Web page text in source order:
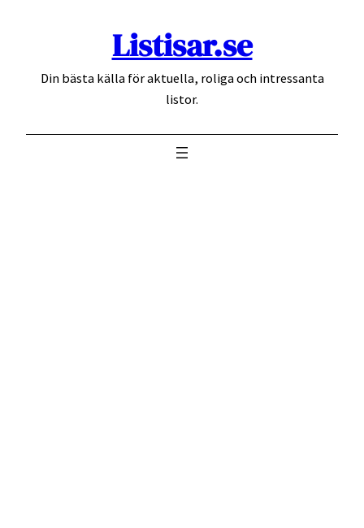
Listisar.se
Din bästa källa för aktuella, roliga och intressanta
listor.